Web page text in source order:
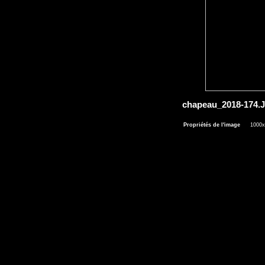
chapeau_2018-
Propriétés de l'image